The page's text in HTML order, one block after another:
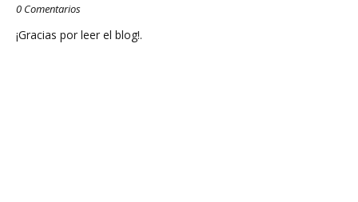
0 Comentarios
¡Gracias por leer el blog!.